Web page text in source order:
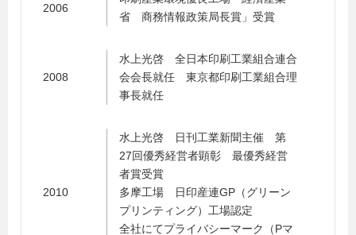
2006
省 商務情報政策局長賞」受賞
2008
水上光啓 全日本印刷工業組合連合
会会長就任 東京都印刷工業組合理
事長就任
2010
水上光啓 日刊工業新聞主催 第
27回優秀経営者顕彰 最優秀経営
者賞受賞
多摩工場 日印産連GP（グリーン
プリンティング）工場認定
全社にてプライバシーマーク（Pマ